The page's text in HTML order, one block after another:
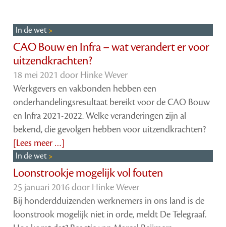
In de wet
CAO Bouw en Infra – wat verandert er voor
uitzendkrachten?
18 mei 2021 door Hinke Wever
Werkgevers en vakbonden hebben een
onderhandelingsresultaat bereikt voor de CAO Bouw
en Infra 2021-2022. Welke veranderingen zijn al
bekend, die gevolgen hebben voor uitzendkrachten?
[Lees meer …]
In de wet
Loonstrookje mogelijk vol fouten
25 januari 2016 door Hinke Wever
Bij honderdduizenden werknemers in ons land is de
loonstrook mogelijk niet in orde, meldt De Telegraaf.